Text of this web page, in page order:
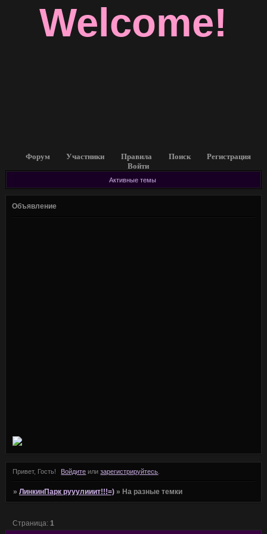
Welcome!
Форум Участники Правила Поиск
Регистрация
Войти
Активные темы
Объявление
Привет, Гость! Войдите илизарегистрируйтесь
»ЛинкинПарк рууулииит!!!=) »На разные темки
Страница: 1